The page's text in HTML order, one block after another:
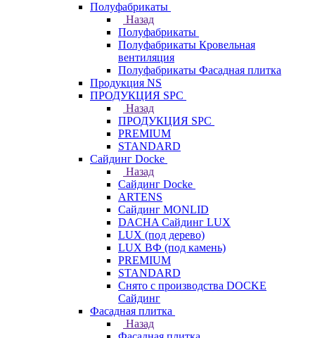
Полуфабрикаты
Назад
Полуфабрикаты
Полуфабрикаты Кровельная
вентиляция
Полуфабрикаты Фасадная плитка
Продукция NS
ПРОДУКЦИЯ SPC
Назад
ПРОДУКЦИЯ SPC
PREMIUM
STANDARD
Сайдинг Docke
Назад
Сайдинг Docke
ARTENS
Cайдинг MONLID
DACHA Сайдинг LUX
LUX (под дерево)
LUX ВФ (под камень)
PREMIUM
STANDARD
Снято с производства DOCKE
Сайдинг
Фасадная плитка
Назад